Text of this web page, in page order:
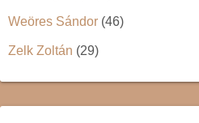
Weöres Sándor (46)
Zelk Zoltán (29)